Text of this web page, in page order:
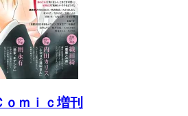
ｍｉｃ増刊